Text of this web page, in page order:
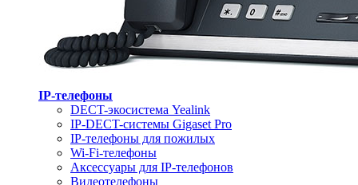
IP-телефоны
DECT-экосистема Yealink
IP-DECT-системы Gigaset Pro
IP-телефоны для пожилых
Wi-Fi-телефоны
Аксессуары для IP-телефонов
Видеотелефоны